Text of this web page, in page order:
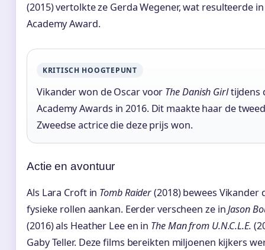
(2015) vertolkte ze Gerda Wegener, wat resulteerde
Academy Award.
KRITISCH HOOGTEPUNT
Vikander won de Oscar voor The Danish Girltijdens
Academy Awards in 2016. Dit maakte haar de
Zweedse actrice die deze prijs won.
Actie en avontuur
Als Lara Croft in Tomb Raider(2018) bewees Vikander
fysieke rollen aankan. Eerder verscheen ze inJason
(2016) als Heather Lee en in The Man from U.N.C.L.E.
Gaby Teller. Deze films bereikten miljoenen kijkers